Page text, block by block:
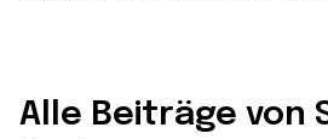
Alle Beiträge von